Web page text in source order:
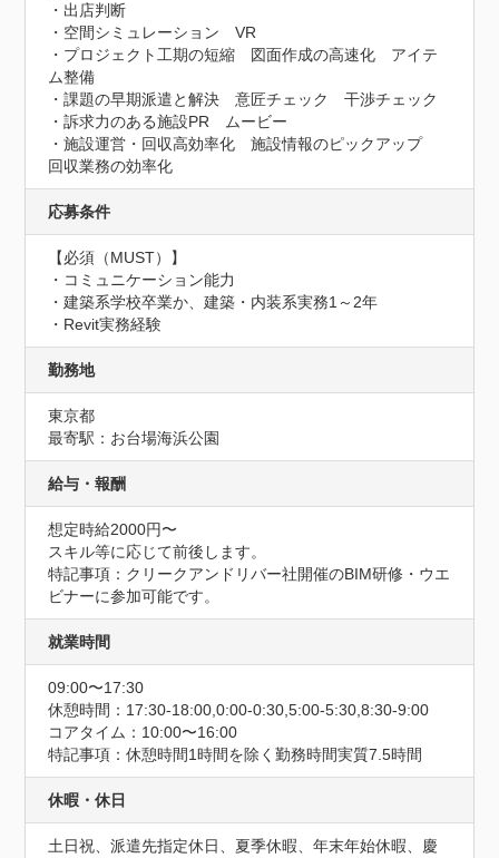
・出店判断
・空間シミュレーション　VR
・プロジェクト工期の短縮　図面作成の高速化　アイテ
ム整備
・課題の早期派遣と解決　意匠チェック　干渉チェック
・訴求力のある施設PR　ムービー
・施設運営・回収高効率化　施設情報のピックアップ
回収業務の効率化
応募条件
【必須（MUST）】
・コミュニケーション能力
・建築系学校卒業か、建築・内装系実務1～2年
・Revit実務経験
勤務地
東京都
最寄駅：お台場海浜公園
給与・報酬
想定時給2000円〜
スキル等に応じて前後します。
特記事項：クリークアンドリバー社開催のBIM研修・ウエ
ビナーに参加可能です。
就業時間
09:00〜17:30
休憩時間：17:30-18:00,0:00-0:30,5:00-5:30,8:30-9:00
コアタイム：10:00〜16:00
特記事項：休憩時間1時間を除く勤務時間実質7.5時間
休暇・休日
土日祝、派遣先指定休日、夏季休暇、年末年始休暇、慶